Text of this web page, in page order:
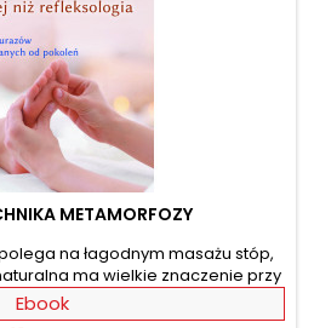
METAMORFOZY
na łagodnym masażu stóp,
ma wielkie znaczenie przy
Poprzez masaż metamorfozy
odbudujesz odporność i
Ebook